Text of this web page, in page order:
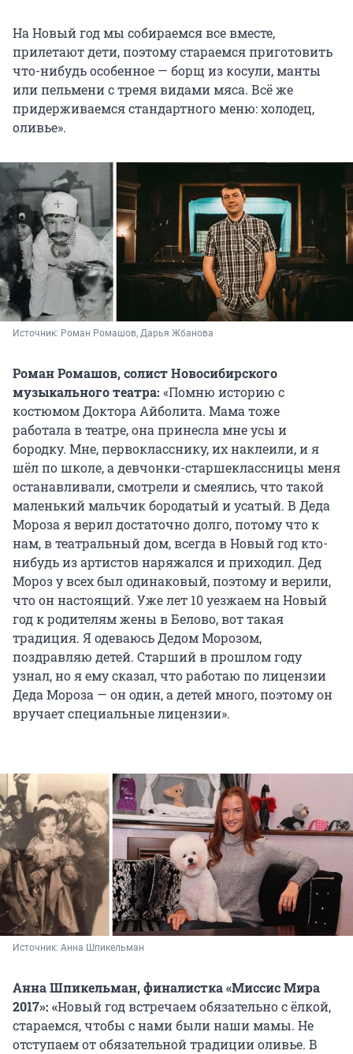
На Новый год мы собираемся все вместе,
прилетают дети, поэтому стараемся приготовить
что-нибудь особенное — борщ из косули, манты
или пельмени с тремя видами мяса. Всё же
придерживаемся стандартного меню: холодец,
оливье».
Источник: Роман Ромашов, Дарья Жбанова
Роман Ромашов, солист Новосибирского
музыкального театра: «Помню историю с
костюмом Доктора Айболита. Мама тоже
работала в театре, она принесла мне усы и
бородку. Мне, первокласснику, их наклеили, и я
шёл по школе, а девчонки-старшеклассницы меня
останавливали, смотрели и смеялись, что такой
маленький мальчик бородатый и усатый. В Деда
Мороза я верил достаточно долго, потому что к
нам, в театральный дом, всегда в Новый год кто-
нибудь из артистов наряжался и приходил. Дед
Мороз у всех был одинаковый, поэтому и верили,
что он настоящий. Уже лет 10 уезжаем на Новый
год к родителям жены в Белово, вот такая
традиция. Я одеваюсь Дедом Морозом,
поздравляю детей. Старший в прошлом году
узнал, но я ему сказал, что работаю по лицензии
Деда Мороза — он один, а детей много, поэтому он
вручает специальные лицензии».
Источник: Анна Шпикельман
Анна Шпикельман, финалистка «Миссис Мира
2017»: «Новый год встречаем обязательно с ёлкой,
стараемся, чтобы с нами были наши мамы. Не
отступаем от обязательной традиции оливье. В